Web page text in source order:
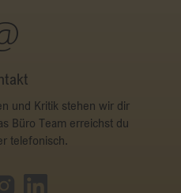
und Kritik stehen wir dir
Büro Team erreichst du
telefonisch.